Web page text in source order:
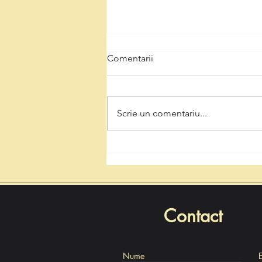
protejează Valea Jiului și
Comentarii
Scrie un comentariu...
Contact
Nume